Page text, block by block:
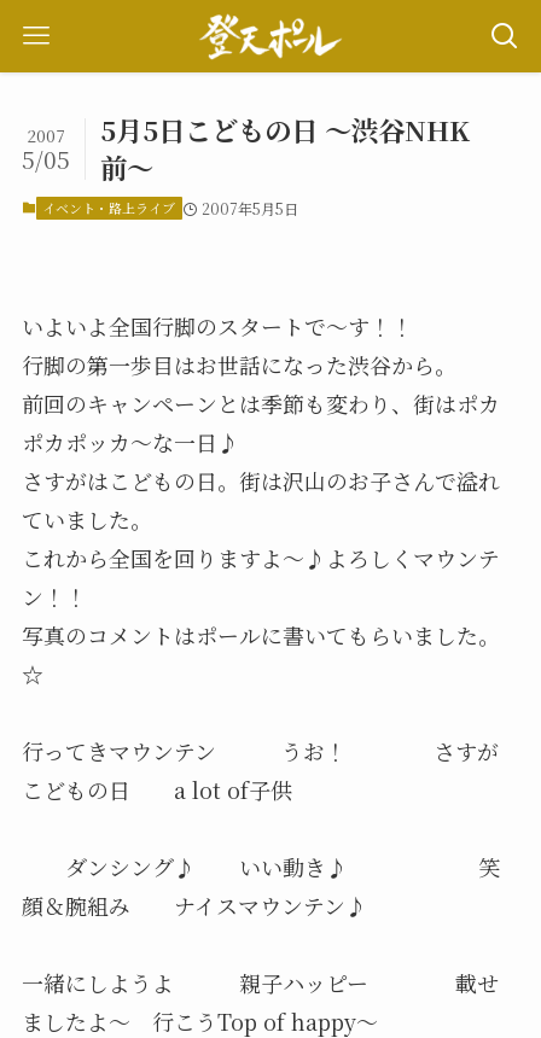
5月5日こどもの日 〜渋谷NHK
前〜
2007
5/05
イベント・路上ライブ 2007年5月5日
いよいよ全国行脚のスタートで〜す！！
行脚の第一歩目はお世話になった渋谷から。
前回のキャンペーンとは季節も変わり、街はポカ
ポカポッカ〜な一日♪
さすがはこどもの日。街は沢山のお子さんで溢れ
ていました。
これから全国を回りますよ〜♪よろしくマウンテ
ン！！
写真のコメントはポールに書いてもらいました。
☆
行ってきマウンテン うお！ さすが
こどもの日 a lot of子供
ダンシング♪ いい動き♪ 笑
顔＆腕組み ナイスマウンテン♪
一緒にしようよ 親子ハッピー 載せ
ましたよ〜 行こうTop of happy〜